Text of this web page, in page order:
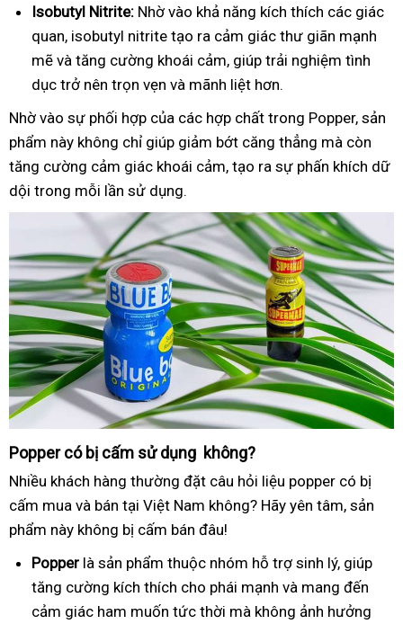
Isobutyl Nitrite: Nhờ vào khả năng kích thích các giác
quan, isobutyl nitrite tạo ra cảm giác thư giãn mạnh
mẽ và tăng cường khoái cảm, giúp trải nghiệm tình
dục trở nên trọn vẹn và mãnh liệt hơn.
Nhờ vào sự phối hợp của các hợp chất trong Popper, sản
phẩm này không chỉ giúp giảm bớt căng thẳng mà còn
tăng cường cảm giác khoái cảm, tạo ra sự phấn khích dữ
dội trong mỗi lần sử dụng.
Popper có bị cấm sử dụng không?
Nhiều khách hàng thường đặt câu hỏi liệu popper có bị
cấm mua và bán tại Việt Nam không? Hãy yên tâm, sản
phẩm này không bị cấm bán đâu!
Popper là sản phẩm thuộc nhóm hỗ trợ sinh lý, giúp
tăng cường kích thích cho phái mạnh và mang đến
cảm giác ham muốn tức thời mà không ảnh hưởng